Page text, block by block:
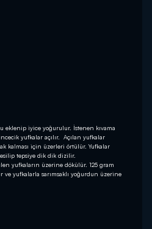
eklenip iyice yoğurulur. İstenen kıvama
yufkalar açılır. Açılan yufkalar
kalması için üzerleri örtülür. Yufkalar
tepsiye dik dik dizilir.
yufkaların üzerine dökülür. 125 gram
ve yufkalarla sarımsaklı yoğurdun üzerine